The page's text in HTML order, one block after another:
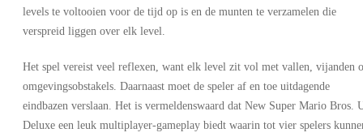
levels te voltooien voor de tijd op is en de munten te verzamelen die
verspreid liggen over elk level.
Het spel vereist veel reflexen, want elk level zit vol met vallen, vijanden
omgevingsobstakels. Daarnaast moet de speler af en toe uitdagende
eindbazen verslaan. Het is vermeldenswaard dat New Super Mario Bros.
Deluxe een leuk multiplayer-gameplay biedt waarin tot vier spelers